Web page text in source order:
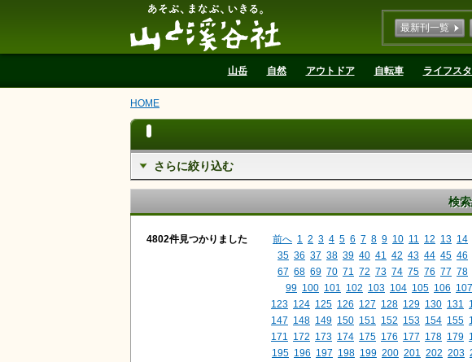
最新刊一覧
山岳 自然 アウトドア 自転車 ライフス
HOME
さらに絞り込む
検
4802件見つかりました 前へ 1 2 3 4 5 6 7 8 9 10 11 12 13 14
35 36 37 38 39 40 41 42 43 44 45 46
67 68 69 70 71 72 73 74 75 76 77 78
99 100 101 102 103 104 105 106 107
123 124 125 126 127 128 129 130 131
147 148 149 150 151 152 153 154 155
171
172 173 174 175 176 177 178 179
195 196 197 198 199 200 201 202 203